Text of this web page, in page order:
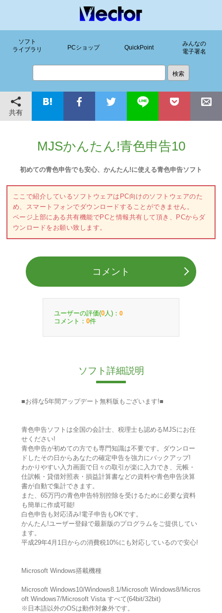
ソフト
ライブラリ
PCショップ QuickPoint
みんなの
電子署名
共有
MJSかんたん!青色申告10
初めての青色申告でも安心、かんたん!に使える青色申告ソフト
ここで紹介しているソフトウェアはPC向けのソフトウェアのた
め、スマートフォンでダウンロードすることができません。
ページ上部にある共有機能でPCと情報共有して頂き、PCからダ
ウンロードをお願い致します。
コメント
ユーザーの評価(0 人)： 0
コメント： 0件
ソフト詳細説明
■お得な5年間アップデート無料版もございます!■
青色申告ソフトは全国の会計士、税理士も認めるMJSにお任
せください!
青色申告が初めての方でも専門知識は不要です。ダウンロー
ドしたその日からあなたの確定申告を強力にバックアップ!
わかりやすい入力画面で日々の取引が楽に入力でき、元帳・
仕訳帳・貸借対照表・損益計算書などの資料や青色申告決算
書が自動で集計できます。
また、65万円の青色申告特別控除を受けるために必要な資料
も簡単に作成可能!
白色申告も対応済み!電子申告もOKです。
かんたん!ユーザー登録で最新版のプログラムをご提供してい
ます。
平成29年4月1日からの消費税10%にも対応しているので安心!
Microsoft Windows搭載機種
Microsoft Windows10/Windows8.1/Microsoft Windows8/Micros
oft Windows7/Microsoft Vista すべて(64bit/32bit)
※日本語以外のOSは動作対象外です。